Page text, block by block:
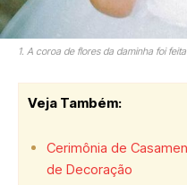
1. A coroa de flores da daminha foi
Veja Também:
Cerimônia de
de Decoração